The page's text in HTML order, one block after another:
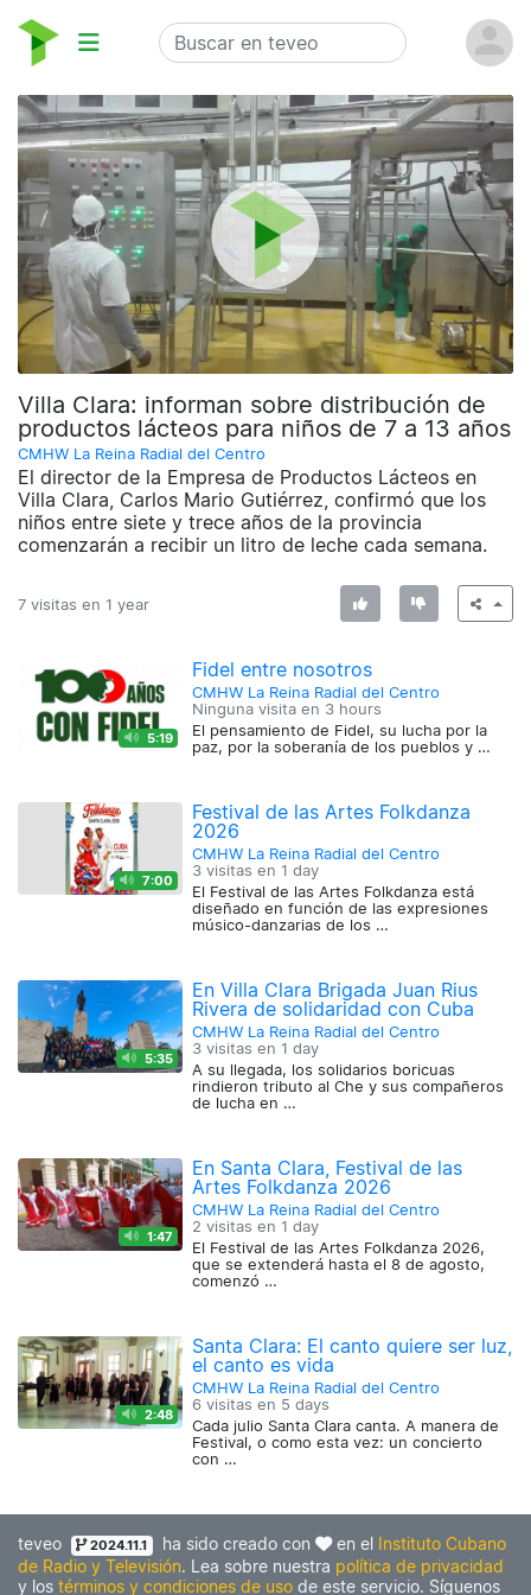
Villa Clara: informan sobre distribución de
productos lácteos para niños de 7 a 13 años
CMHW La Reina Radial del Centro
El director de la Empresa de Productos Lácteos en
Villa Clara, Carlos Mario Gutiérrez, confirmó que los
niños entre siete y trece años de la provincia
comenzarán a recibir un litro de leche cada semana.
7 visitas en 1 year
5:19
Fidel entre nosotros
CMHW La Reina Radial del Centro
Ninguna visita en 3 hours
El pensamiento de Fidel, su lucha por la
paz, por la soberanía de los pueblos y …
7:00
Festival de las Artes Folkdanza
2026
CMHW La Reina Radial del Centro
3 visitas en 1 day
El Festival de las Artes Folkdanza está
diseñado en función de las expresiones
músico-danzarias de los …
5:35
En Villa Clara Brigada Juan Rius
Rivera de solidaridad con Cuba
CMHW La Reina Radial del Centro
3 visitas en 1 day
A su llegada, los solidarios boricuas
rindieron tributo al Che y sus compañeros
de lucha en …
1:47
En Santa Clara, Festival de las
Artes Folkdanza 2026
CMHW La Reina Radial del Centro
2 visitas en 1 day
El Festival de las Artes Folkdanza 2026,
que se extenderá hasta el 8 de agosto,
comenzó …
2:48
Santa Clara: El canto quiere ser luz,
el canto es vida
CMHW La Reina Radial del Centro
6 visitas en 5 days
Cada julio Santa Clara canta. A manera de
Festival, o como esta vez: un concierto
con …
teveo 2024.11.1 ha sido creado con en el Instituto Cubano
de Radio y Televisión. Lea sobre nuestra política de privacidad
y los términos y condiciones de uso de este servicio. Síguenos